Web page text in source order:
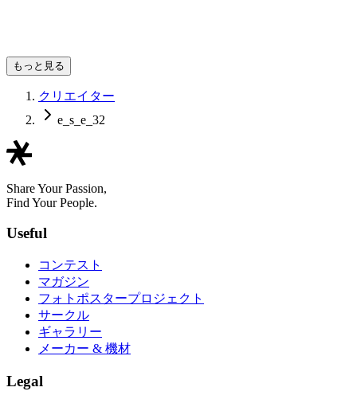
もっと見る
クリエイター
e_s_e_32
Share Your Passion,
Find Your People.
Useful
コンテスト
マガジン
フォトポスタープロジェクト
サークル
ギャラリー
メーカー & 機材
Legal